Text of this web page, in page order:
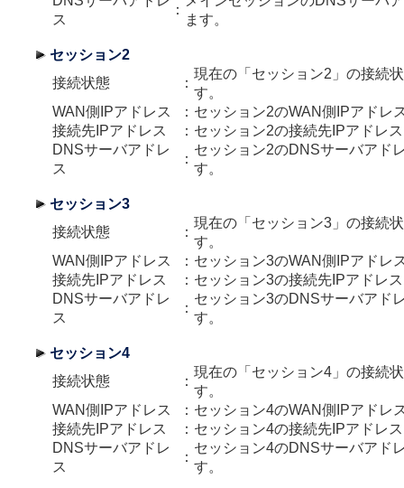
ス
：
ます。
セッション2
接続状態
：
現在の「セッション2」の接続
す。
WAN側IPアドレス
： セッション2のWAN側IPアドレ
接続先IPアドレス
： セッション2の接続先IPアドレ
DNSサーバアドレ
ス
：
セッション2のDNSサーバアド
す。
セッション3
接続状態
：
現在の「セッション3」の接続
す。
WAN側IPアドレス
： セッション3のWAN側IPアドレ
接続先IPアドレス
： セッション3の接続先IPアドレ
DNSサーバアドレ
ス
：
セッション3のDNSサーバアド
す。
セッション4
接続状態
：
現在の「セッション4」の接続
す。
WAN側IPアドレス
： セッション4のWAN側IPアドレ
接続先IPアドレス
： セッション4の接続先IPアドレ
DNSサーバアドレ
ス
：
セッション4のDNSサーバアド
す。